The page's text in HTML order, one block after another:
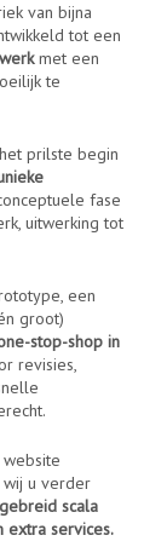
van bijna
tot een
met een
te
prilste begin
fase
uitwerking tot
een
groot)
stop-shop in
revisies,
wij u verder
scala
extra services.